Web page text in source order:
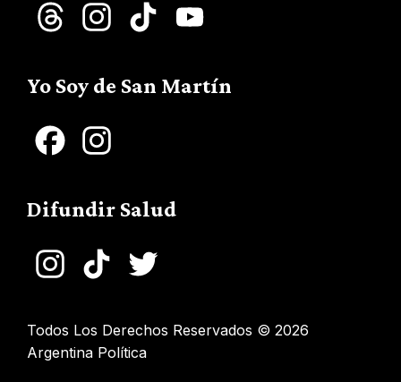
Threads InstagramTikTok
Yo Soy de San Martín
Facebook
Difundir Salud
InstagramTikTok
Todos Los Derechos Reservados © 2026
Argentina Política